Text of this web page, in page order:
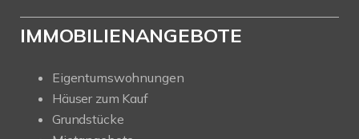
IMMOBILIENANGEBOTE
Eigentumswohnungen
Häuser zum Kauf
Grundstücke